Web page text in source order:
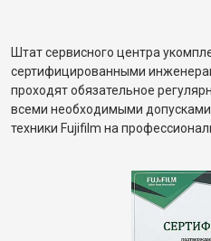
Штат сервисного центра
сертифицированными
проходят обязательное
всеми необходимыми
техники Fujifilm на